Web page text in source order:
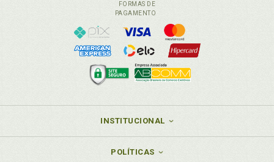
FORMAS DE
PAGAMENTO
INSTITUCIONAL
POLÍTICAS